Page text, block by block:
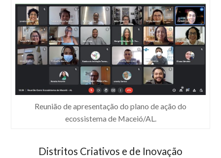
Reunião de apresentação do plano de ação do
ecossistema de Maceió/AL.
Distritos Criativos e de Inovação